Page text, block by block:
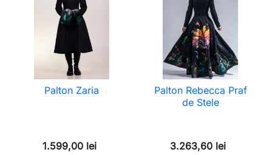
Palton Zaria
1.599,00 lei
Palton Rebecca Praf
de Stele
3.263,60 lei